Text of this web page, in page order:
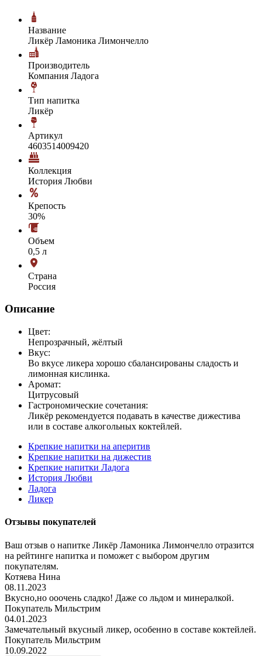
Название
Ликёр Ламоника Лимончелло
Производитель
Компания Ладога
Тип напитка
Ликёр
Артикул
4603514009420
Коллекция
История Любви
Крепость
30%
Объем
0,5 л
Страна
Россия
Описание
Цвет:
Непрозрачный, жёлтый
Вкус:
Во вкусе ликера хорошо сбалансированы сладость и
лимонная кислинка.
Аромат:
Цитрусовый
Гастрономические сочетания:
Ликёр рекомендуется подавать в качестве дижестива
или в составе алкогольных коктейлей.
Крепкие напитки на аперитив
Крепкие напитки на дижестив
Крепкие напитки Ладога
История Любви
Ладога
Ликер
Отзывы покупателей
Ваш отзыв о напитке Ликёр Ламоника Лимончелло отразится
на рейтинге напитка и поможет с выбором другим
покупателям.
Котяева Нина
08.11.2023
Вкусно,но ооочень сладко! Даже со льдом и минералкой.
Покупатель Мильстрим
04.01.2023
Замечательный вкусный ликер, особенно в составе коктейлей.
Покупатель Мильстрим
10.09.2022